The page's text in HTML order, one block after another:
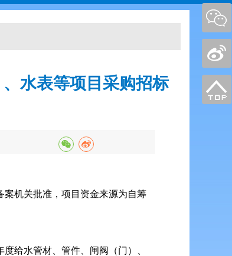
水表等项目采购招标
案机关批准，项目资金来源为自筹
度给水管材、管件、闸阀（门）、